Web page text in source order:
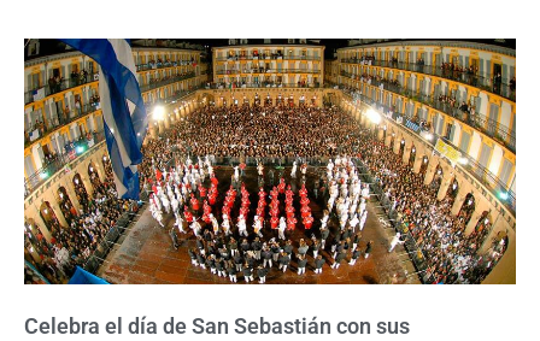
Celebra el día de San Sebastián con sus